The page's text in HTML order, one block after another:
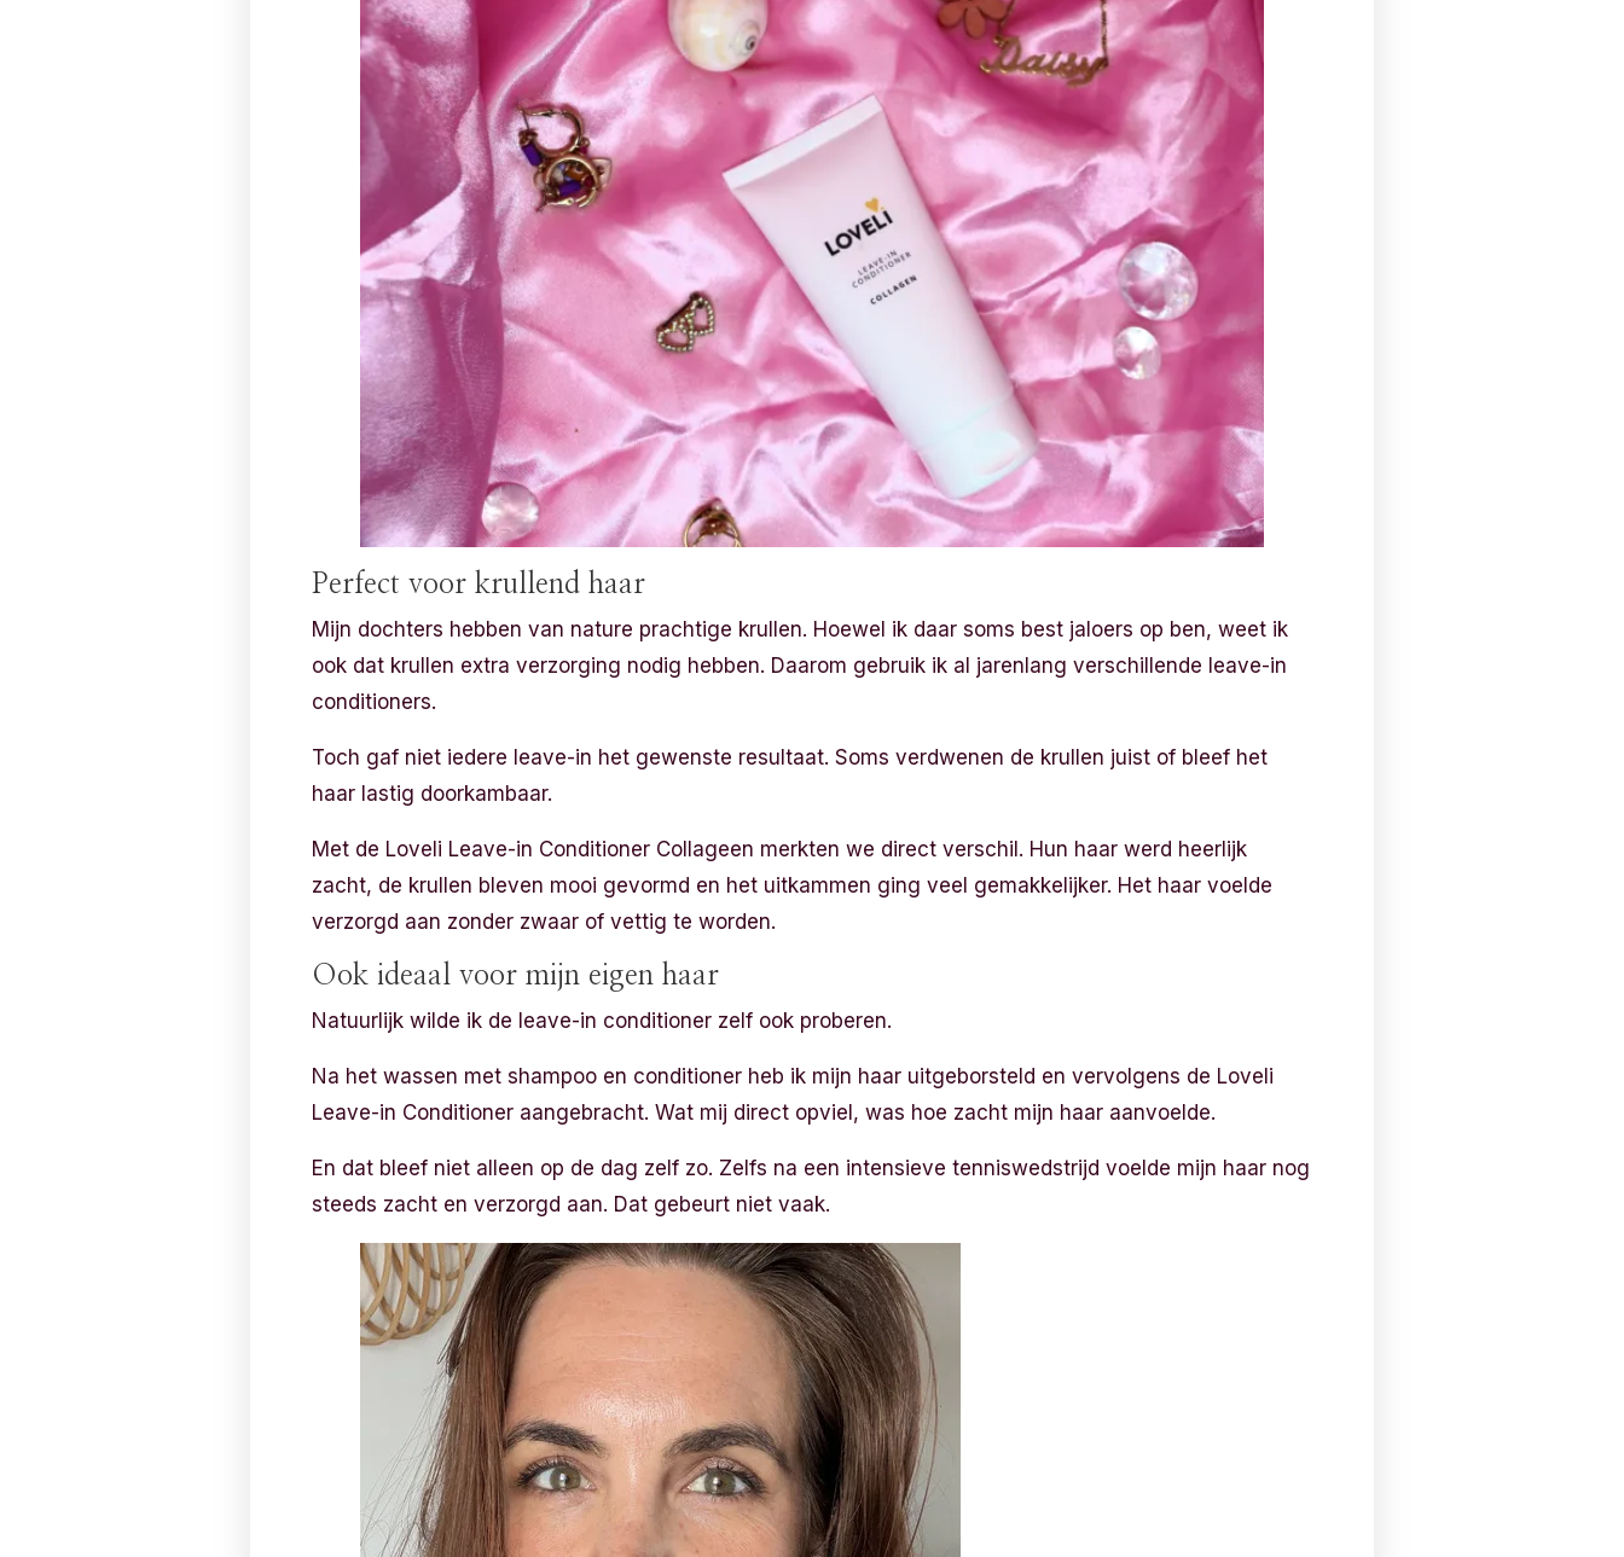
Perfect voor krullend haar
Mijn dochters hebben van nature prachtige krullen. Hoewel ik daar soms best jaloers op ben, weet ik
ook dat krullen extra verzorging nodig hebben. Daarom gebruik ik al jarenlang verschillende leave-in
conditioners.
Toch gaf niet iedere leave-in het gewenste resultaat. Soms verdwenen de krullen juist of bleef het
haar lastig doorkambaar.
Met de Loveli Leave-in Conditioner Collageen merkten we direct verschil. Hun haar werd heerlijk
zacht, de krullen bleven mooi gevormd en het uitkammen ging veel gemakkelijker. Het haar voelde
verzorgd aan zonder zwaar of vettig te worden.
Ook ideaal voor mijn eigen haar
Natuurlijk wilde ik de leave-in conditioner zelf ook proberen.
Na het wassen met shampoo en conditioner heb ik mijn haar uitgeborsteld en vervolgens de Loveli
Leave-in Conditioner aangebracht. Wat mij direct opviel, was hoe zacht mijn haar aanvoelde.
En dat bleef niet alleen op de dag zelf zo. Zelfs na een intensieve tenniswedstrijd voelde mijn haar nog
steeds zacht en verzorgd aan. Dat gebeurt niet vaak.